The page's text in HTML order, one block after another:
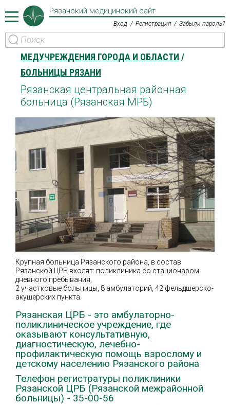
Рязанский медицинский сайт
Вход Регистрация Забыли пароль?
МЕДУЧРЕЖДЕНИЯ ГОРОДА И ОБЛАСТИ
БОЛЬНИЦЫ РЯЗАНИ
Рязанская центральная районная
больница (Рязанская МРБ)
Крупная больница Рязанского района, в состав
Рязанской ЦРБ входят: поликлиника со стационаром
дневного пребывания,
2 участковые больницы, 8 амбулаторий, 42 фельдшерско-
акушерских пункта.
Рязанская ЦРБ - это амбулаторно-
поликлиническое учреждение, где
оказывают консультативную,
диагностическую, лечебно-
профилактическую помощь взрослому и
детскому населению Рязанского района
Телефон регистратуры поликлиники
Рязанской ЦРБ (Рязанской межрайонной
больницы) - 35-00-56